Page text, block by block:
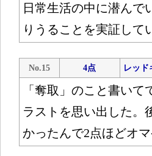
日常生活の中に潜んで
りうることを実証して
No.15 4点 レッド
「奪取」のこと書い
ラストを思い出した。
かったんで2点ほどオマ